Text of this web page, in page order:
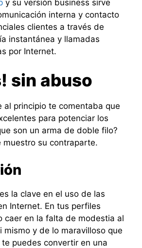
y su versión business sirve
interna y contacto
clientes a través de
instantánea y llamadas
por Internet.
sin abuso
al principio te comentaba que
para potenciar los
son un arma de doble filo?
muestro su contraparte.
la clave en el uso de las
Internet. En tus perfiles
caer en la falta de modestia al
mismo y de lo maravilloso que
puedes convertir en una